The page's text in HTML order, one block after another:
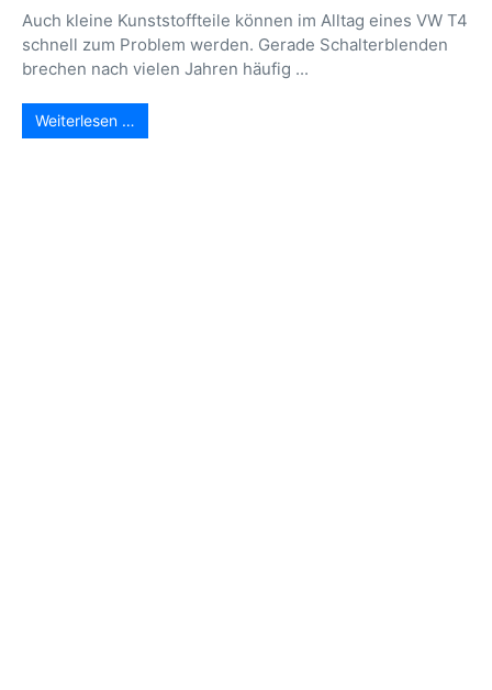
Auch kleine Kunststoffteile können im Alltag eines VW T4
schnell zum Problem werden. Gerade Schalterblenden
brechen nach vielen Jahren häufig ...
Weiterlesen …